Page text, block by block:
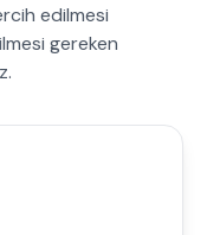
edilmesi
gereken